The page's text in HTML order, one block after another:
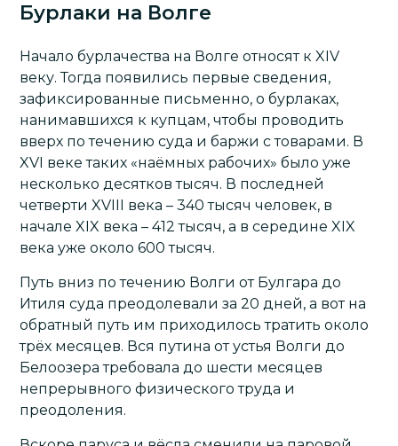
Бурлаки на Волге
Начало бурлачества на Волге относят к XIV
веку. Тогда появились первые сведения,
зафиксированные письменно, о бурлаках,
нанимавшихся к купцам, чтобы проводить
вверх по течению суда и баржи с товарами. В
XVI веке таких «наёмных рабочих» было уже
несколько десятков тысяч. В последней
четверти XVIII века – 340 тысяч человек, в
начале XIX века – 412 тысяч, а в середине XIX
века уже около 600 тысяч.
Путь вниз по течению Волги от Булгара до
Итиля суда преодолевали за 20 дней, а вот на
обратный путь им приходилось тратить около
трёх месяцев. Вся путина от устья Волги до
Белоозера требовала до шести месяцев
непрерывного физического труда и
преодоления.